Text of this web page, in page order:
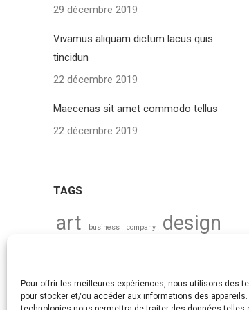
Pour offrir les meilleures expériences, nous utilisons des
pour stocker et/ou accéder aux informations des
29 décembre 2019
Vivamus aliquam dictum lacus quis
tincidun
22 décembre 2019
Maecenas sit amet commodo tellus
22 décembre 2019
TAGS
art business company
design